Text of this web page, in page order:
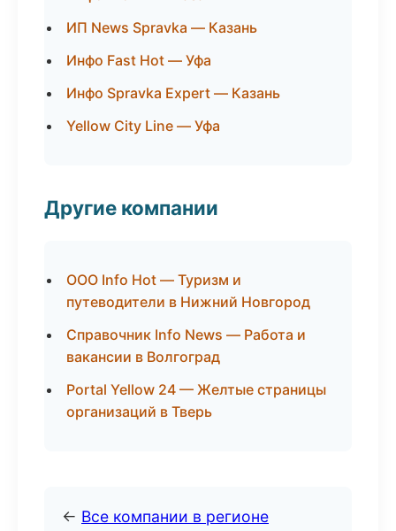
ИП News Spravka — Казань
Инфо Fast Hot — Уфа
Инфо Spravka Expert — Казань
Yellow City Line — Уфа
Другие компании
ООО Info Hot — Туризм и
путеводители в Нижний Новгород
Справочник Info News — Работа и
вакансии в Волгоград
Portal Yellow 24 — Желтые страницы
организаций в Тверь
← Все компании в регионе